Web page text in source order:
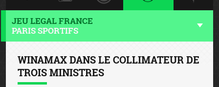
JEU LEGAL FRANCE
PARIS SPORTIFS
WINAMAX DANS LE COLLIMATEUR DE
TROIS MINISTRES